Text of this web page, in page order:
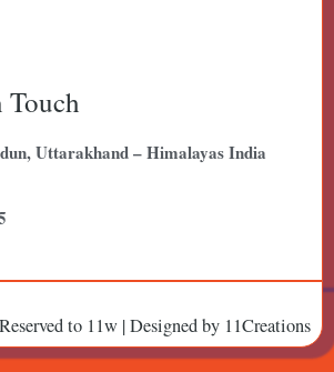
Touch
Uttarakhand – Himalayas India
to 11w | Designed by 11Creations